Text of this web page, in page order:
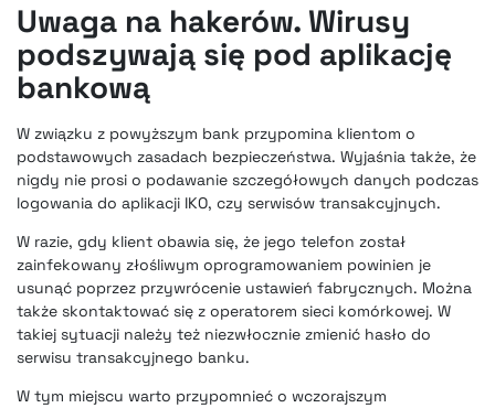
Uwaga na hakerów. Wirusy
podszywają się pod aplikację
bankową
W związku z powyższym bank przypomina klientom o
podstawowych zasadach bezpieczeństwa. Wyjaśnia także, że
nigdy nie prosi o podawanie szczegółowych danych podczas
logowania do aplikacji IKO, czy serwisów transakcyjnych.
W razie, gdy klient obawia się, że jego telefon został
zainfekowany złośliwym oprogramowaniem powinien je
usunąć poprzez przywrócenie ustawień fabrycznych. Można
także skontaktować się z operatorem sieci komórkowej. W
takiej sytuacji należy też niezwłocznie zmienić hasło do
serwisu transakcyjnego banku.
W tym miejscu warto przypomnieć o wczorajszym